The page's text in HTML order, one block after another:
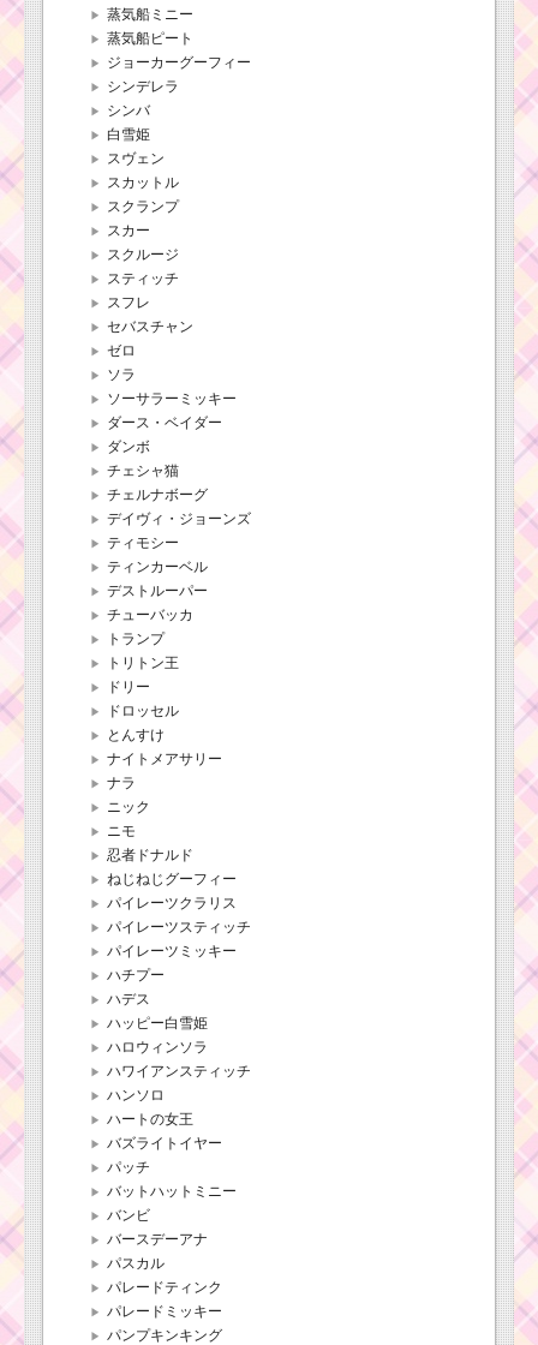
蒸気船ミニー
蒸気船ピート
ジョーカーグーフィー
シンデレラ
シンバ
白雪姫
スヴェン
スカットル
スクランプ
スカー
スクルージ
スティッチ
スフレ
セバスチャン
ゼロ
ソラ
ソーサラーミッキー
ダース・ベイダー
ダンボ
チェシャ猫
チェルナボーグ
デイヴィ・ジョーンズ
ティモシー
ティンカーベル
デストルーパー
チューバッカ
トランプ
トリトン王
ドリー
ドロッセル
とんすけ
ナイトメアサリー
ナラ
ニック
ニモ
忍者ドナルド
ねじねじグーフィー
パイレーツクラリス
パイレーツスティッチ
パイレーツミッキー
ハチプー
ハデス
ハッピー白雪姫
ハロウィンソラ
ハワイアンスティッチ
ハンソロ
ハートの女王
バズライトイヤー
パッチ
バットハットミニー
バンビ
バースデーアナ
パスカル
パレードティンク
パレードミッキー
パンプキンキング